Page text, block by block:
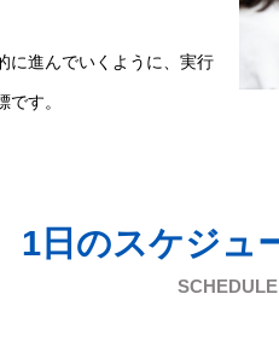
に進んでいくように、実行
す。
1日のスケジュ
SCHEDULE